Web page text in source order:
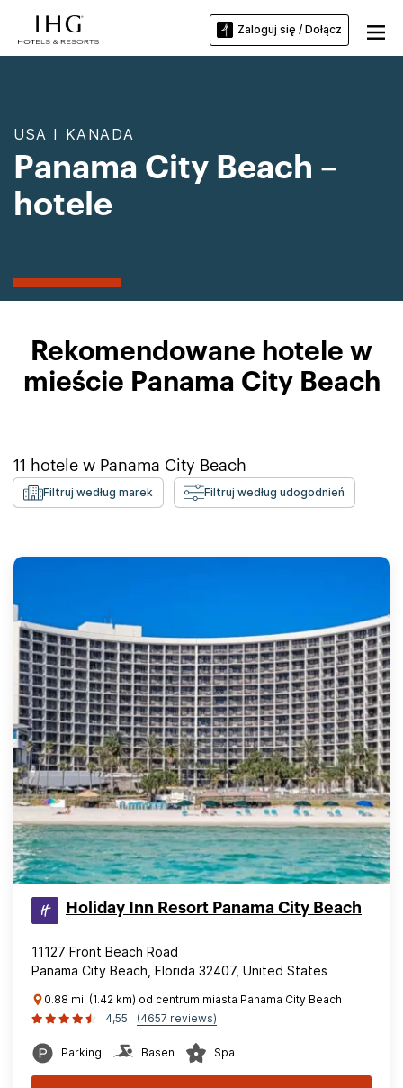
Zaloguj się / Dołącz
USA I KANADA
Panama City Beach –
hotele
Rekomendowane hotele w
mieście Panama City Beach
11 hotele w Panama City Beach
Filtruj według marek Filtruj według udogodnień
Holiday Inn Resort Panama City Beach
11127 Front Beach Road
Panama City Beach, Florida 32407, United States
0.88 mil (1.42 km) od centrum miasta Panama City Beach
4,55
(4657 reviews)
Parking Basen Spa